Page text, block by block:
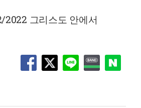
2022 그리스도 안에서